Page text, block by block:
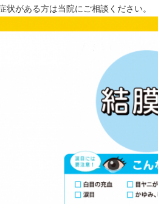
状がある方は当院にご相談ください。